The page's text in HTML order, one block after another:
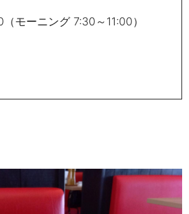
モーニング 7:30～11:00）